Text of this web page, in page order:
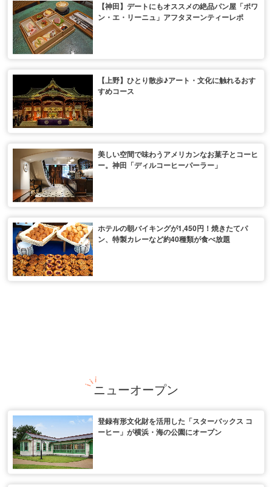
【神田】デートにもオススメの絶品パン屋「ポワ
ン・エ・リーニュ」アフタヌーンティーレポ
【上野】ひとり散歩♪アート・文化に触れるおす
すめコース
美しい空間で味わうアメリカンなお菓子とコーヒ
ー。神田「ディルコーヒーパーラー」
ホテルの朝バイキングが1,450円！焼きたてパ
ン、特製カレーなど約40種類が食べ放題
ニューオープン
登録有形文化財を活用した「スターバックス コ
ーヒー」が横浜・海の公園にオープン